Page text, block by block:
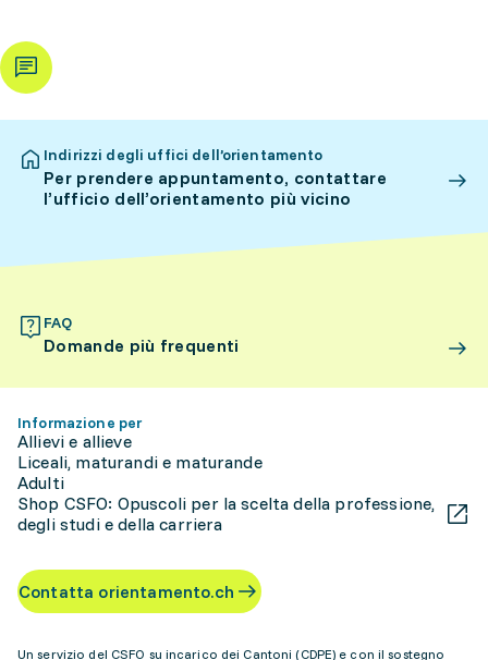
Indirizzi degli uffici dell’orientamento
Per prendere appuntamento, contattare
l’ufficio dell’orientamento più vicino
FAQ
Domande più frequenti
Informazione per
Allievi e allieve
Liceali, maturandi e maturande
Adulti
Shop CSFO: Opuscoli per la scelta della professione,
degli studi e della carriera
Contatta orientamento.ch
Un servizio del CSFO su incarico dei Cantoni (CDPE) e con il sostegno